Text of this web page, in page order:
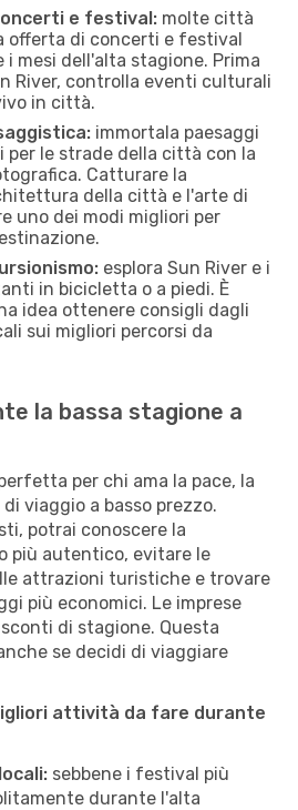
e festival: molte città
offerta di concerti e festival
mesi dell'alta stagione. Prima
River, controlla eventi culturali
in città.
immortala paesaggi
per le strade della città con la
Catturare la
della città e l'arte di
uno dei modi migliori per
esplora Sun River e i
in bicicletta o a piedi. È
idea ottenere consigli dagli
sui migliori percorsi da
la bassa stagione a
per chi ama la pace, la
viaggio a basso prezzo.
potrai conoscere la
più autentico, evitare le
attrazioni turistiche e trovare
più economici. Le imprese
di stagione. Questa
se decidi di viaggiare
attività da fare durante
sebbene i festival più
durante l'alta